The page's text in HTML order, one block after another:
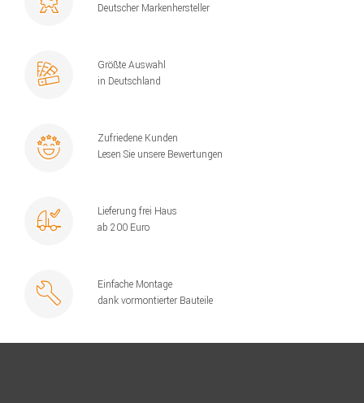
Deutscher Markenhersteller
Größte Auswahl
in Deutschland
Zufriedene Kunden
Lesen Sie unsere Bewertungen
Lieferung frei Haus
ab 200 Euro
Einfache Montage
dank vormontierter Bauteile